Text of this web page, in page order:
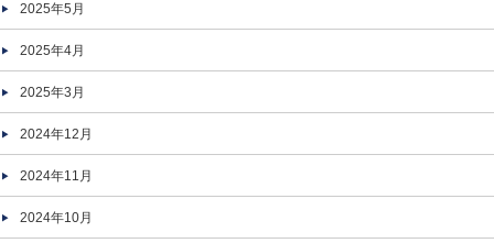
2025年5月
2025年4月
2025年3月
2024年12月
2024年11月
2024年10月